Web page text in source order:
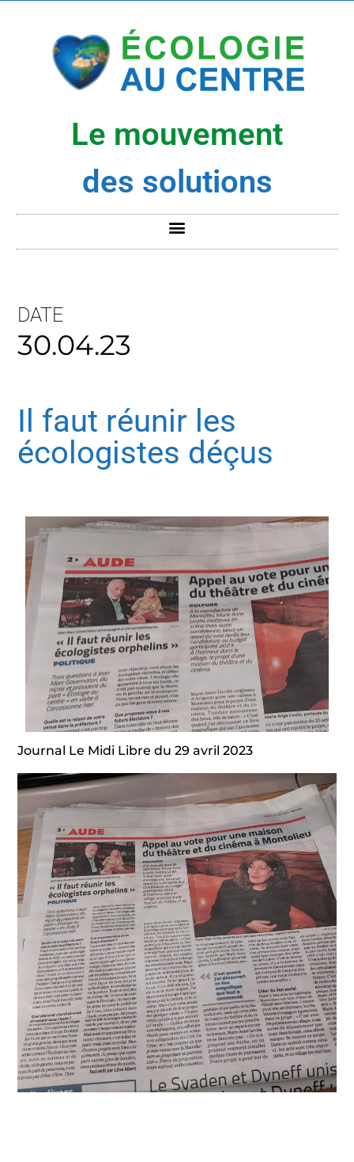
Le mouvement
des solutions
DATE
30.04.23
Il faut réunir les
écologistes déçus
Journal Le Midi Libre du 29 avril 2023